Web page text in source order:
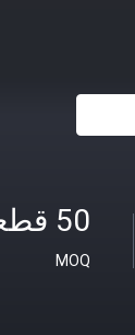
50 قطعة
MOQ